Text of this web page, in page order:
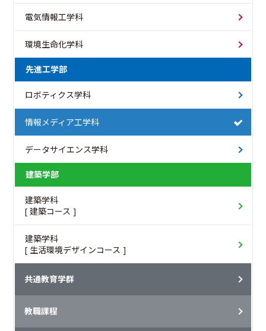
電気情報工学科
環境生命化学科
先進工学部
ロボティクス学科
情報メディア工学科
データサイエンス学科
建築学部
建築学科
[ 建築コース ]
建築学科
[ 生活環境デザインコース ]
共通教育学群
教職課程